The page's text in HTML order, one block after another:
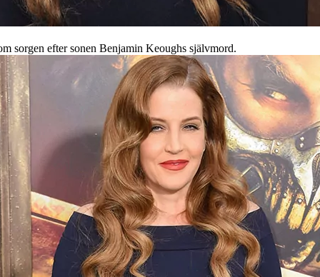
sorgen efter sonen Benjamin Keoughs självmord.